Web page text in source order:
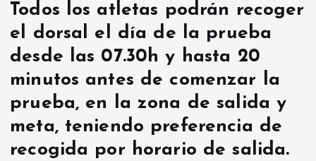
Todos los atletas podrán recoger
el dorsal el día de la prueba
desde las 07.30h y hasta 20
minutos antes de comenzar la
prueba, en la zona de salida y
meta, teniendo preferencia de
recogida por horario de salida.